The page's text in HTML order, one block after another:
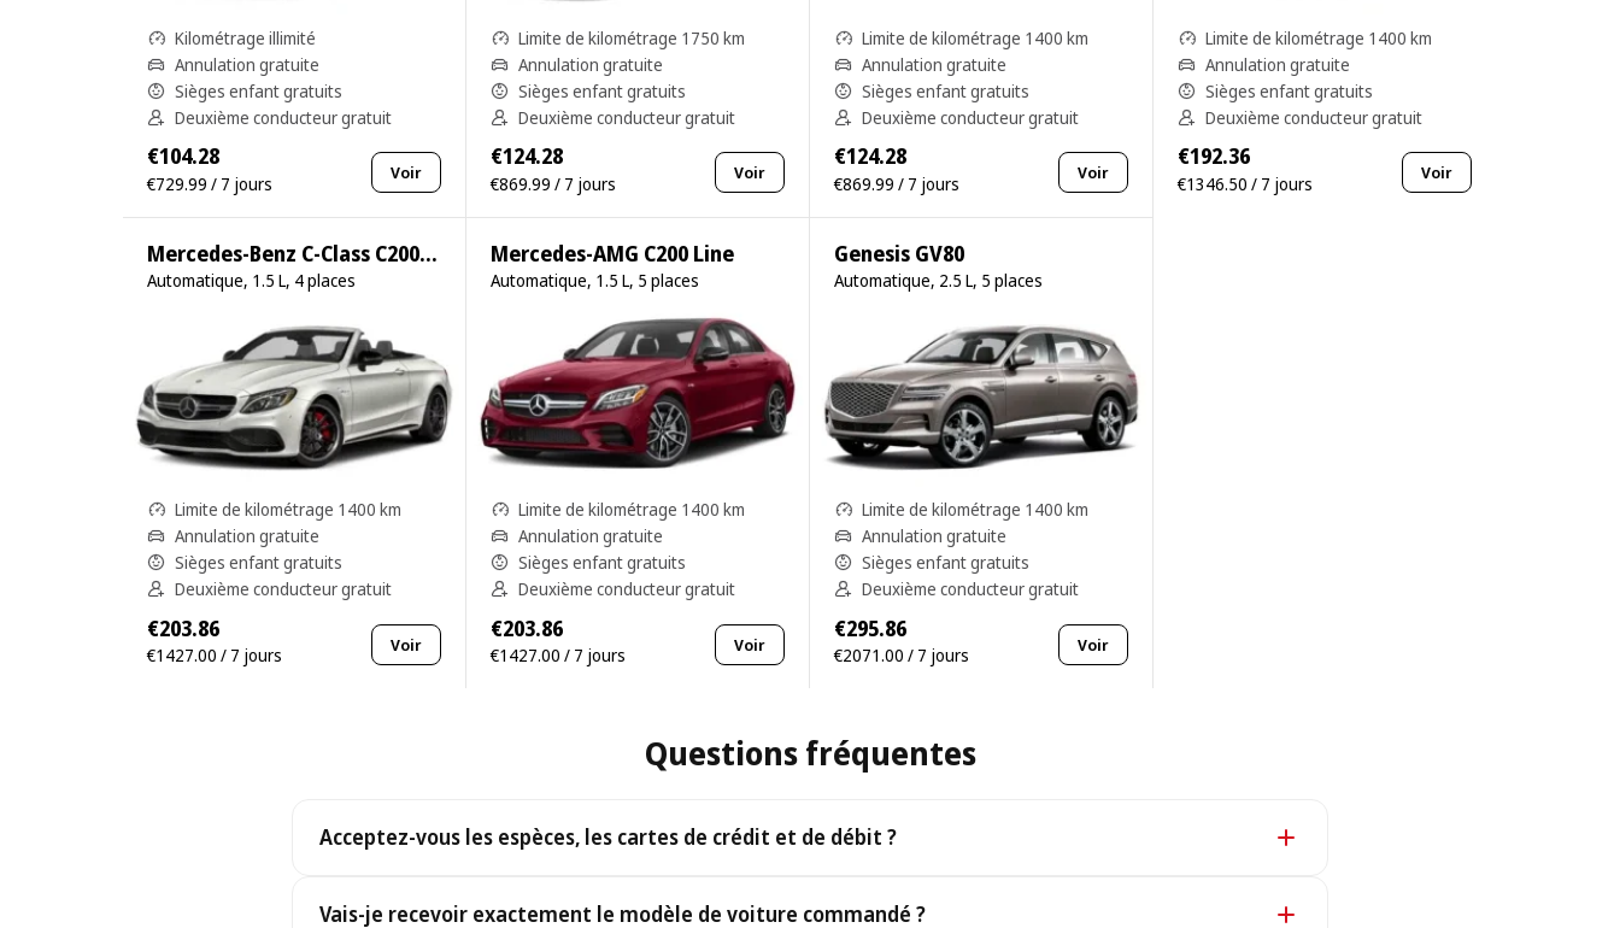
Kilométrage illimité
Annulation gratuite
Sièges enfant gratuits
Deuxième conducteur gratuit
€104.28
€729.99 / 7 jours Voir
Limite de kilométrage 1750 km
Annulation gratuite
Sièges enfant gratuits
Deuxième conducteur gratuit
€124.28
€869.99 / 7 jours Voir
Limite de kilométrage 1400 km
Annulation gratuite
Sièges enfant gratuits
Deuxième conducteur gratuit
€124.28
€869.99 / 7 jours Voir
Limite de kilométrage 1400 km
Annulation gratuite
Sièges enfant gratuits
Deuxième conducteur gratuit
€192.36
€1346.50 / 7 jours Voir
Mercedes-Benz C-Class C200 Cabrio
Automatique, 1.5 L, 4 places
Limite de kilométrage 1400 km
Annulation gratuite
Sièges enfant gratuits
Deuxième conducteur gratuit
€203.86
€1427.00 / 7 jours Voir
Mercedes-AMG C200 Line
Automatique, 1.5 L, 5 places
Limite de kilométrage 1400 km
Annulation gratuite
Sièges enfant gratuits
Deuxième conducteur gratuit
€203.86
€1427.00 / 7 jours Voir
Genesis GV80
Automatique, 2.5 L, 5 places
Limite de kilométrage 1400 km
Annulation gratuite
Sièges enfant gratuits
Deuxième conducteur gratuit
€295.86
€2071.00 / 7 jours Voir
Questions fréquentes
Acceptez-vous les espèces, les cartes de crédit et de débit ?
Vais-je recevoir exactement le modèle de voiture commandé ?